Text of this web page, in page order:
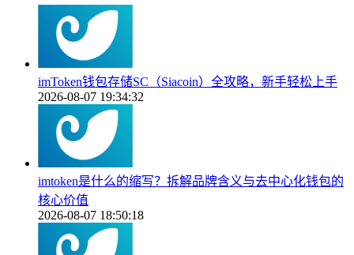
imToken钱包存储SC（Siacoin）全攻略，新手轻松上手
2026-08-07 19:34:32
imtoken是什么的缩写？拆解品牌含义与去中心化钱包的
核心价值
2026-08-07 18:50:18